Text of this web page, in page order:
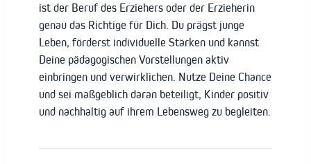
ist der Beruf des Erziehers oder der Erzieherin
genau das Richtige für Dich. Du prägst junge
Leben, förderst individuelle Stärken und kannst
Deine pädagogischen Vorstellungen aktiv
einbringen und verwirklichen. Nutze Deine Chance
und sei maßgeblich daran beteiligt, Kinder positiv
und nachhaltig auf ihrem Lebensweg zu begleiten.